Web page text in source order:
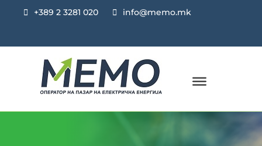
+389 2 3281 020 info@memo.mk